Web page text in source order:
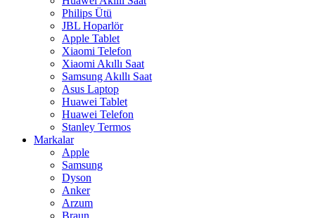
Philips Ütü
JBL Hoparlör
Apple Tablet
Xiaomi Telefon
Xiaomi Akıllı Saat
Samsung Akıllı Saat
Asus Laptop
Huawei Tablet
Huawei Telefon
Stanley Termos
Markalar
Apple
Samsung
Dyson
Anker
Arzum
Braun